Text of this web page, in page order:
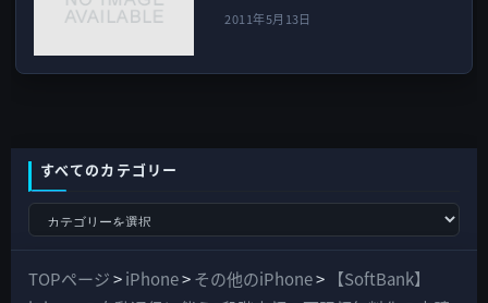
2011年5月13日
すべてのカテゴリー
て
TOPページ>iPhone>その他のiPhone>
【SoftBank】